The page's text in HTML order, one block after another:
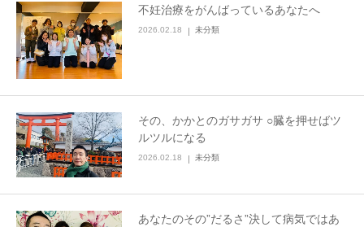
不妊治療をがんばっているあなたへ
2026.02.18 未分類
その、かかとのガサガサ ○臓を押せばツ
ルツルになる
2026.02.18 未分類
あなたのその”だるさ”決して病気ではあ